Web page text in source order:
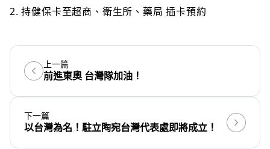
2. 持健保卡至超商、衛生所、藥局 插卡預約
上一篇
前進東奧 台灣隊加油！
下一篇
以台灣為名！駐立陶宛台灣代表處即將成立！